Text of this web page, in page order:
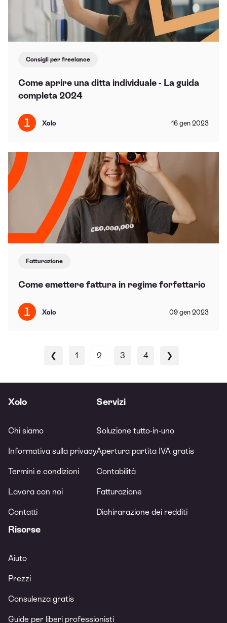
Consigli per freelance
Come aprire una ditta individuale - La guida
completa 2024
Xolo 16 gen 2023
Fatturazione
Come emettere fattura in regime forfettario
Xolo 09 gen 2023
❮ 1 2 3 4 ❯
Xolo
Chi siamo
Informativa sulla privacy
Termini e condizioni
Lavora con noi
Contatti
Servizi
Soluzione tutto-in-uno
Apertura partita IVA gratis
Contabilità
Fatturazione
Dichirarazione dei redditi
Risorse
Aiuto
Prezzi
Consulenza gratis
Guide per liberi professionisti